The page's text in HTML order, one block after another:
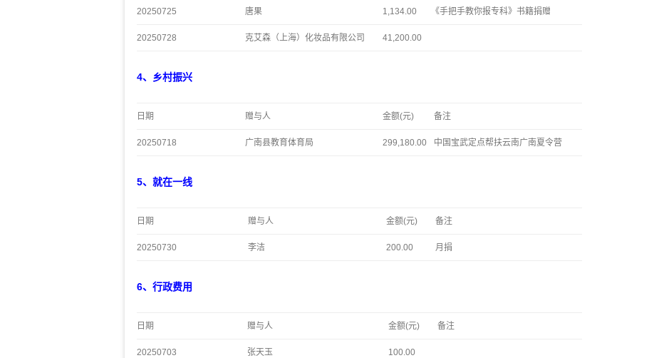
20250725 唐果 1,134.00 《手把手教你报专科》书籍捐赠
20250728 克艾森（上海）化妆品有限公司 41,200.00
4、乡村振兴
日期 赠与人 金额(元) 备注
20250718 广南县教育体育局 299,180.00 中国宝武定点帮扶云南广南夏令营
5、就在一线
日期 赠与人 金额(元) 备注
20250730 李洁 200.00 月捐
6、行政费用
日期 赠与人 金额(元) 备注
20250703 张天玉 100.00